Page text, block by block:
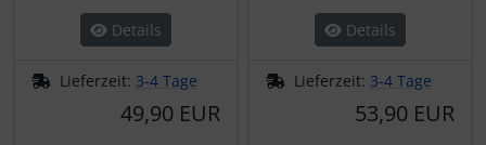
Details
Lieferzeit: 3-4 Tage
49,90 EUR
Details
Lieferzeit: 3-4 Tage
53,90 EUR